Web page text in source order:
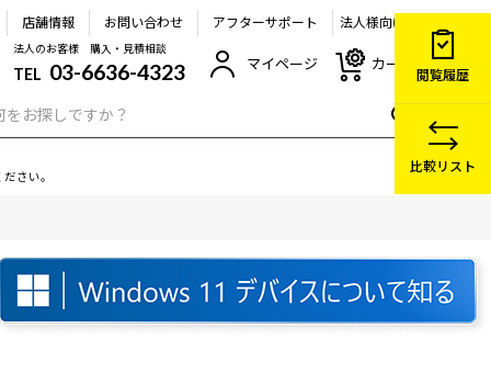
店舗情報 お問い合わせ アフターサポート 法人様向け
法人のお客様 購入・見積相談
TEL 03-6636-4323 マイページ カート
さい。
閲覧履歴
比較リスト